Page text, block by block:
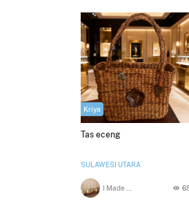
Kriya
Tas eceng
SULAWESI UTARA